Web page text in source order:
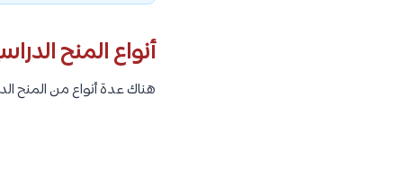
أنواع المنح
هناك عدة أنواع من المنح